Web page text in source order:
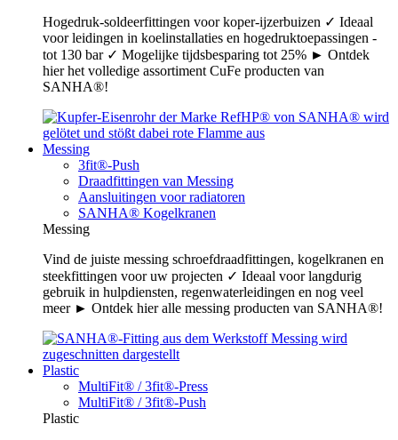
Hogedruk-soldeerfittingen voor koper-ijzerbuizen ✓ Ideaal
voor leidingen in koelinstallaties en hogedruktoepassingen -
tot 130 bar ✓ Mogelijke tijdsbesparing tot 25% ► Ontdek
hier het volledige assortiment CuFe producten van
SANHA®!
Messing
3fit®-Push
Draadfittingen van Messing
Aansluitingen voor radiatoren
SANHA® Kogelkranen
Messing
Vind de juiste messing schroefdraadfittingen, kogelkranen en
steekfittingen voor uw projecten ✓ Ideaal voor langdurig
gebruik in hulpdiensten, regenwaterleidingen en nog veel
meer ► Ontdek hier alle messing producten van SANHA®!
Plastic
MultiFit® / 3fit®-Press
MultiFit® / 3fit®-Push
Plastic